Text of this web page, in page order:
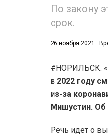
По закону
срок.
26 ноября 2021
#НОРИЛЬСК.
в 2022 году
из-за
Мишустин. Об
Речь идет о